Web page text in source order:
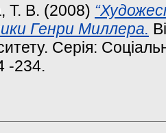
Т. В. (2008)
Генри Миллера.
Серія:
-234.